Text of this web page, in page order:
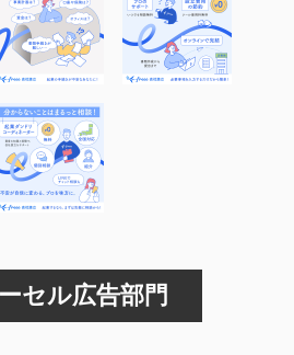
セル広告部門